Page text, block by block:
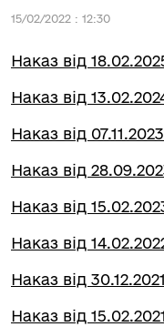
15/02/2022 : 12:30
Наказ від
Наказ від
Наказ від
Наказ від
Наказ від
Наказ від
Наказ від
Наказ від